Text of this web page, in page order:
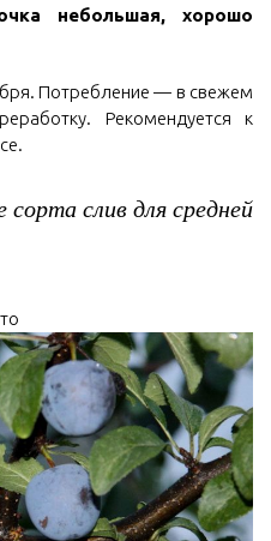
небольшая, хорошо
Потребление — в свежем
Рекомендуется к
слив для средней